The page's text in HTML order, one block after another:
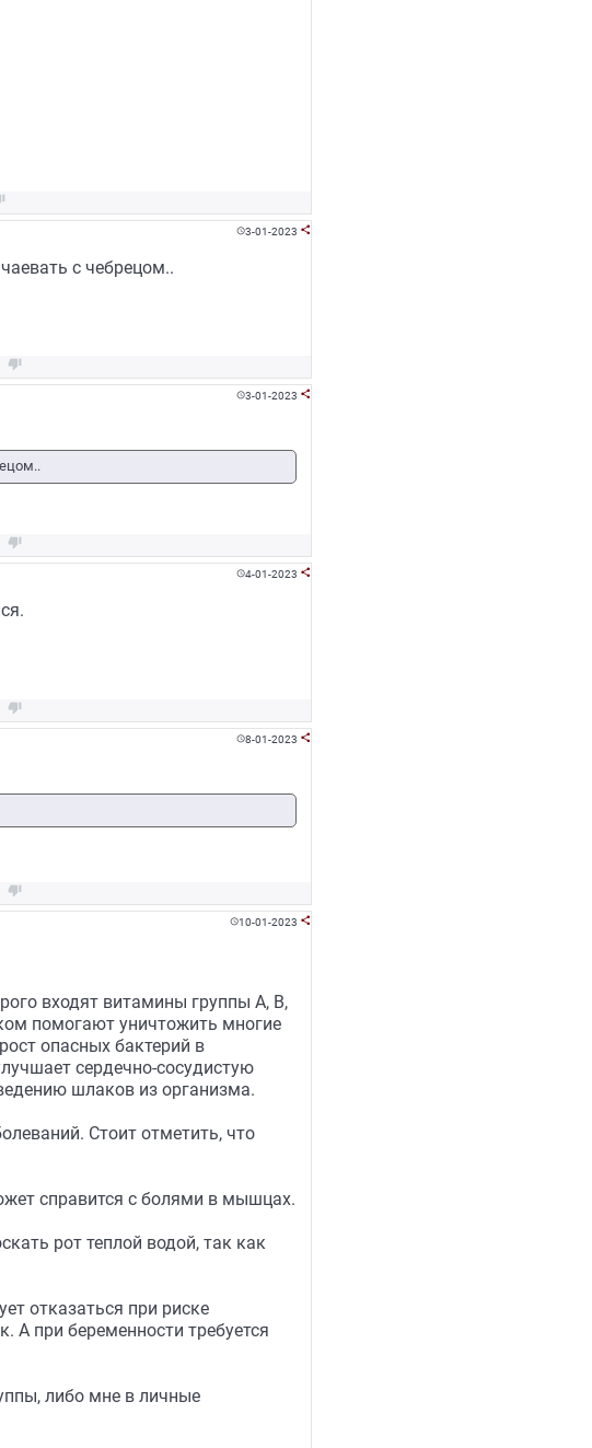
3-01-2023 
с чебрецом..

3-01-2023 

4-01-2023 

8-01-2023 

10-01-2023 
входят витамины группы A, B,
помогают уничтожить многие
опасных бактерий в
сердечно-сосудистую
шлаков из организма.
Стоит отметить, что
справится с болями в мышцах.
рот теплой водой, так как
отказаться при риске
А при беременности требуется
либо мне в личные